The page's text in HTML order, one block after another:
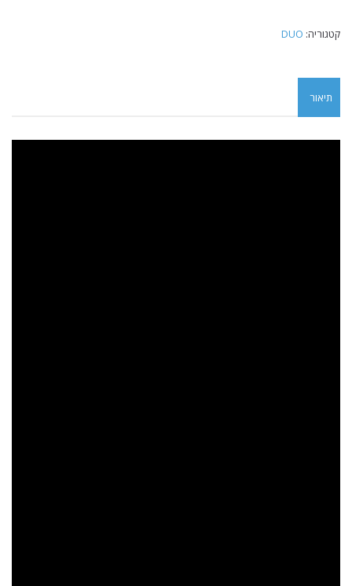
קטגוריה: DUO
תיאור